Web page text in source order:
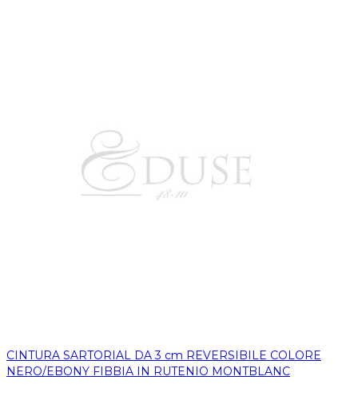
CINTURA SARTORIAL DA 3 cm REVERSIBILE COLORE
NERO/EBONY FIBBIA IN RUTENIO MONTBLANC